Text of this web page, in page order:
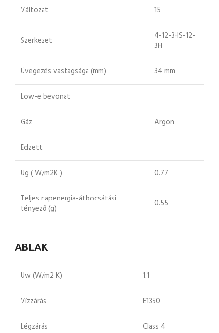
Változat 15
Szerkezet
4-12-3HS-12-
3H
Üvegezés vastagsága (mm) 34 mm
Low-e bevonat
Gáz Argon
Edzett
Ug ( W/m2K ) 0.77
Teljes napenergia-átbocsátási
tényező (g)
0.55
ABLAK
Uw (W/m2 K) 1.1
Vízzárás E1350
Légzárás Class 4